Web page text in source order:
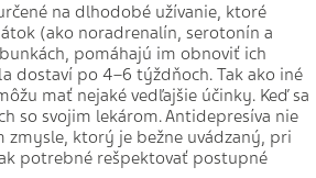
na dlhodobé užívanie, ktoré
(ako noradrenalín, serotonín a
pomáhajú im obnoviť ich
dostaví po 4–6 týždňoch. Tak ako iné
mať nejaké vedľajšie účinky. Keď sa
so svojim lekárom. Antidepresíva nie
zmysle, ktorý je bežne uvádzaný, pri
potrebné rešpektovať postupné